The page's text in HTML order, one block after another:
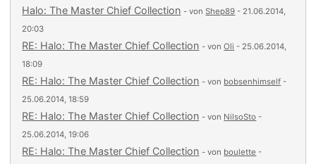
Halo: The Master Chief Collection - vonShep89 - 21.06.2014,
20:03
RE: Halo: The Master Chief Collection - vonOli - 25.06.2014,
18:09
RE: Halo: The Master Chief Collection - von bobsenhimself -
25.06.2014, 18:59
RE: Halo: The Master Chief Collection - von NilsoSto -
25.06.2014, 19:06
RE: Halo: The Master Chief Collection - von boulette -